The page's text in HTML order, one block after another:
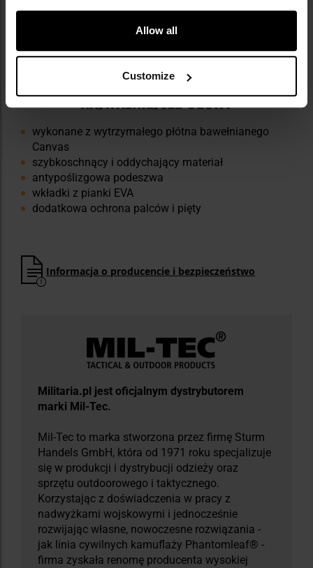
Allow all
Customize
NAJWAŻNIEJSZE CECHY
wykonane z wytrzymałego płótna bawełnianego
Canvas
szybkoschnący i oddychający materiał
antypoślizgowa podeszwa
wkładki z pianki EVA
dodatkowa ochrona palców i pięty
Informacja o producencie i bezpieczeństwo
Militaria.pl jest oficjalnym dystrybutorem
marki Mil-Tec.
Mil-Tec to marka stworzona przez firmę Sturm
Handels GmbH, która od 1971 roku specjalizuje
się w produkcji i dystrybucji odzieży oraz
sprzętu outdoorowego i taktycznego.
Korzystając z doświadczenia w pracy z
nadwyżkami wojskowymi i jednocześnie
rozwijając własne, nowoczesne rozwiązania -
jak linia cywilnych kamuflaży Phantomleaf® -
firma zyskała renomę producenta wysokiej